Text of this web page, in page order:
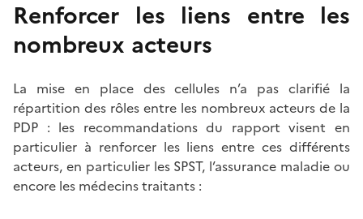
Renforcer les liens entre les
nombreux acteurs
La mise en place des cellules n’a pas clarifié la
répartition des rôles entre les nombreux acteurs de la
PDP : les recommandations du rapport visent en
particulier à renforcer les liens entre ces différents
acteurs, en particulier les SPST, l’assurance maladie ou
encore les médecins traitants :